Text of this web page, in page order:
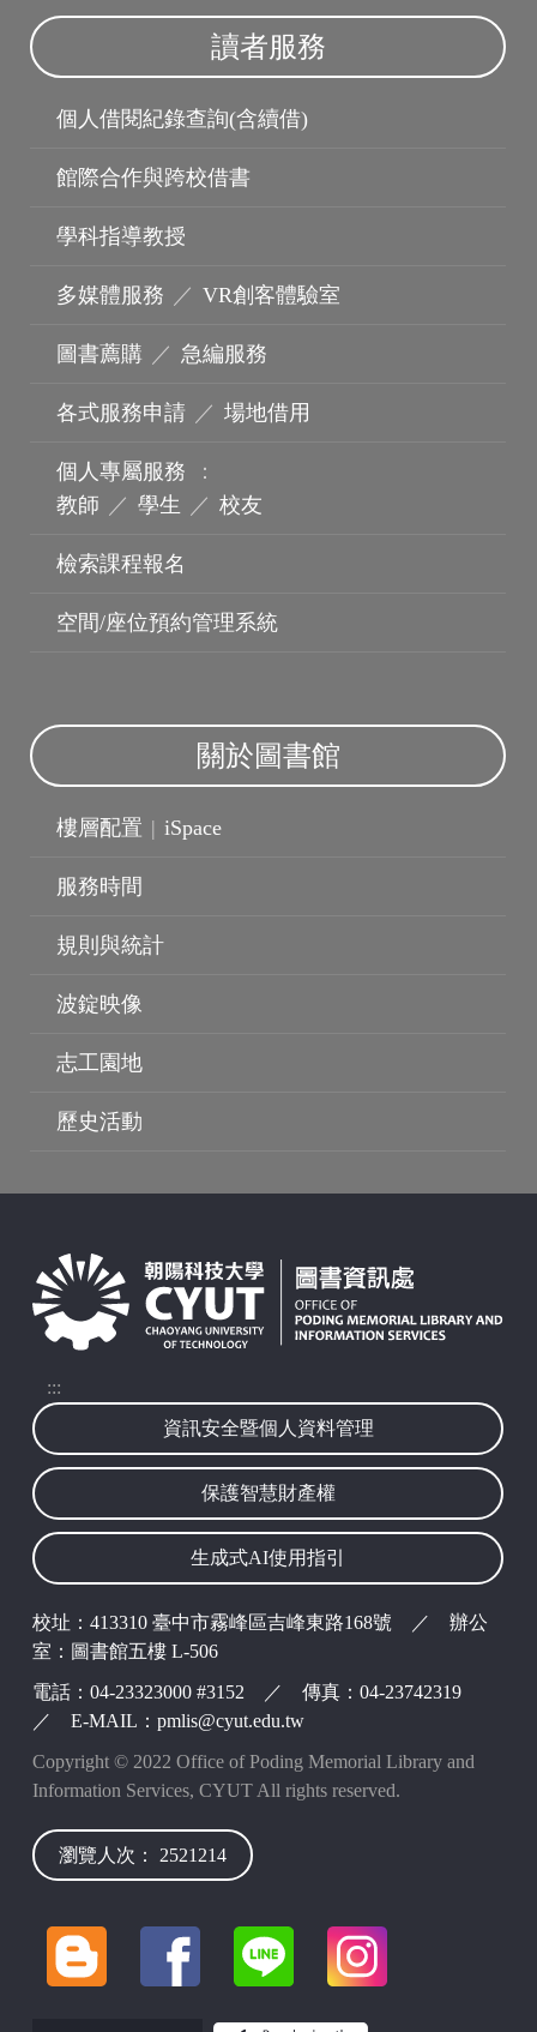
讀者服務
個人借閱紀錄查詢(含續借)
館際合作與跨校借書
學科指導教授
多媒體服務 ／ VR創客體驗室
圖書薦購 ／ 急編服務
各式服務申請 ／ 場地借用
個人專屬服務
：
教師 ／ 學生 ／ 校友
檢索課程報名
空間/座位預約管理系統
關於圖書館
樓層配置 | iSpace
服務時間
規則與統計
波錠映像
志工園地
歷史活動
:::
資訊安全暨個人資料管理
保護智慧財產權
生成式AI使用指引
校址：413310 臺中市霧峰區吉峰東路168號 ／ 辦公
室：圖書館五樓 L-506
電話：04-23323000 #3152 ／ 傳真：04-23742319
／ E-MAIL：pmlis@cyut.edu.tw
Copyright © 2022 Office of Poding Memorial Library and
Information Services, CYUT All rights reserved.
瀏覽人次： 2521214